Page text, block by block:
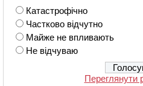
Катастрофічно
Частково відчутно
Майже не впливають
Не відчуваю
Переглянути